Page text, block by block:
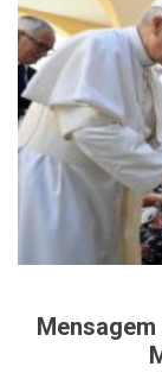
Mensagem